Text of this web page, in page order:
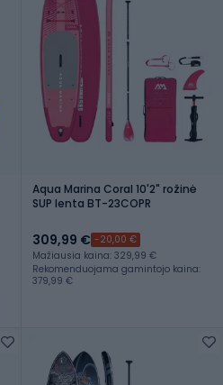
Aqua Marina Coral 10'2" rožinė
SUP lenta BT-23COPR
309,99 € -20,00 €
Mažiausia kaina: 329,99 €
Rekomenduojama gamintojo kaina:
379,99 €